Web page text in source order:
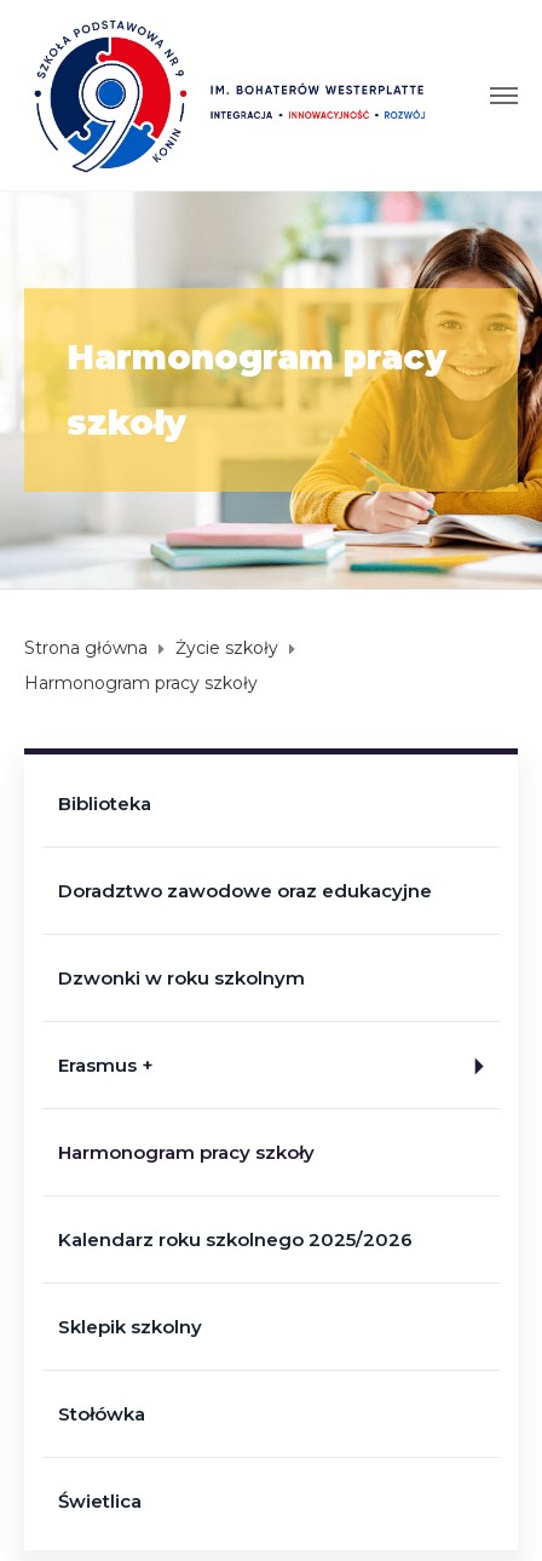
Harmonogram pracy
szkoły
Strona główna
Życie szkoły
Harmonogram pracy szkoły
Biblioteka
Doradztwo zawodowe oraz edukacyjne
Dzwonki w roku szkolnym
Erasmus +
Harmonogram pracy szkoły
Kalendarz roku szkolnego 2025/2026
Sklepik szkolny
Stołówka
Świetlica